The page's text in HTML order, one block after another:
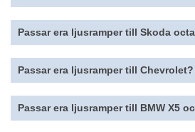
Passar era ljusrampertill Skoda
Passar era ljusrampertill Chevrolet?
Passar era ljusrampertill BMW X5